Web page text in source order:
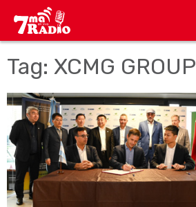
Tag: XCMG GROUP